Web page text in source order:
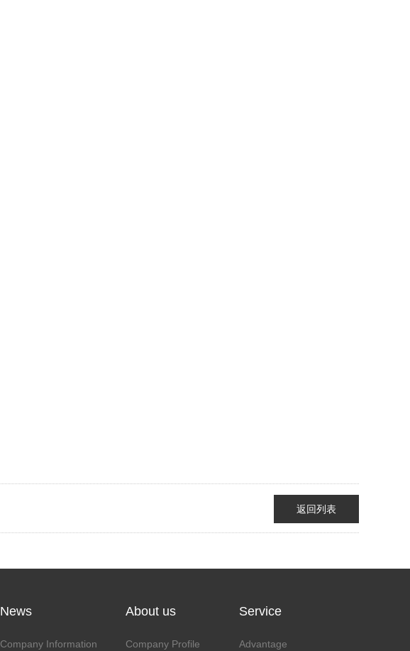
返回列表
News
Company Information
About us
Company Profile
Service
Advantage